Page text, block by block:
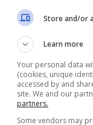
Store and/or
Learn more
Your personal data
(cookies, unique
accessed by and
site. We and our
partners.
Some vendors may